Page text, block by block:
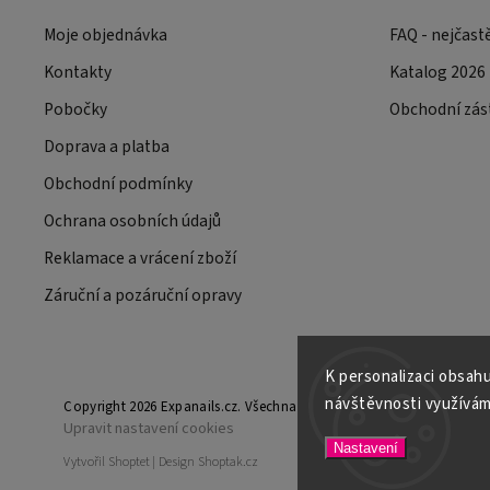
K personalizaci
návštěvnosti
Nastavení
Moje objednávka
Kontakty
Pobočky
Doprava a platba
Obchodní podmínky
Ochrana osobních údajů
Reklamace a vrácení zboží
Záruční a pozáruční opravy
FAQ -
Katalog 2026
Obchodní
Copyright 2026 Expanails.cz. Všechna práva vyhrazena.
Upravit nastavení cookies
Vytvořil Shoptet | Design Shoptak.cz